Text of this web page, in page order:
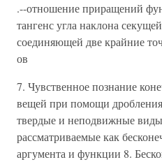
.--отношение приращений
тангенс угла наклона
соединяющей две крайние
ов
7. Чувственное познание
вещей при помощи
твердые и неподвижные
рассматриваемые как
аргумента и функции 8.